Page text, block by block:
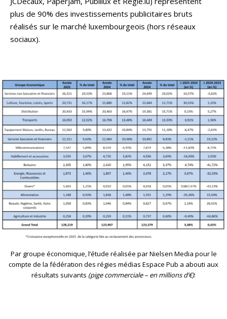
plus de 90% des investissements publicitaires bruts
réalisés sur le marché luxembourgeois (hors réseaux
sociaux).
Par groupe économique, l’étude réalisée par Nielsen Media pour le
compte de la fédération des régies médias Espace Pub a abouti aux
résultats suivants (pige commerciale – en millions d’€):